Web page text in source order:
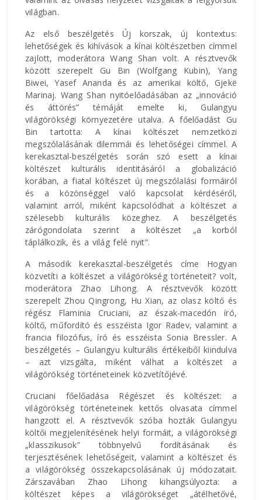
világban.
Az első beszélgetés Új korszak, új kontextus:
lehetőségek és kihívások a kínai költészetben címmel
zajlott, moderátora Wang Shan volt. A résztvevők
között szerepelt Gu Bin (Wolfgang Kubin), Yang
Biwei, Yasef Ananda és az amerikai költő, Gjekë
Marinaj. Wang Shan nyitóelőadásában az „innováció
és áttörés” témáját emelte ki, Gulangyu
világörökségi környezetére utalva. A főelőadást Gu
Bin tartotta: A kínai költészet nemzetközi
megszólalásának dilemmái és lehetőségei címmel. A
kerekasztal-beszélgetés során szó esett a kínai
költészet kulturális identitásáról a globalizáció
korában, a fiatal költészet új megszólalási formáiról
és a közönséggel való kapcsolat kérdéséről,
valamint arról, miként kapcsolódhat a költészet a
szélesebb kulturális közeghez. A beszélgetés
zárógondolata szerint a költészet „a korból
táplálkozik, és a világ felé nyit”.
A második kerekasztal-beszélgetés címe Hogyan
közvetíti a költészet a világörökség történeteit? volt,
moderátora Zhao Lihong. A résztvevők között
szerepelt Zhou Qingrong, Hu Xian, az olasz költő és
régész Flaminia Cruciani, az észak-macedón író,
költő, műfordító és esszéista Igor Radev, valamint a
francia filozófus, író és esszéista Sonia Bressler. A
beszélgetés – Gulangyu kulturális értékeiből kiindulva
– azt vizsgálta, miként válhat a költészet a
világörökség történeteinek közvetítőjévé.
Cruciani főelőadása Régészet és költészet: a
világörökség történeteinek kettős olvasata címmel
hangzott el. A résztvevők szóba hozták Gulangyu
költői megjelenítésének helyi formáit, a világörökségi
„klasszikusok” többnyelvű fordításának és
terjesztésének lehetőségeit, valamint a költészet és
a világörökség összekapcsolásának új módozatait.
Zárszavában Zhao Lihong kihangsúlyozta: a
költészet képes a világörökséget „átélhetővé,